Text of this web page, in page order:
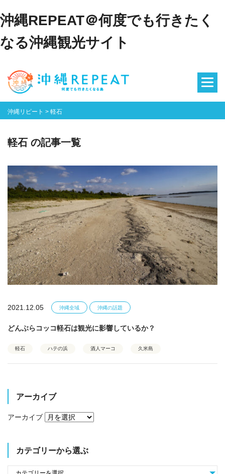
沖縄REPEAT＠何度でも行きたく
なる沖縄観光サイト
沖縄リピート > 軽石
軽石 の記事一覧
2021.12.05 沖縄全域 沖縄の話題
どんぶらコッコ軽石は観光に影響しているか？
軽石 ハテの浜 酒人マーコ 久米島
アーカイブ
アーカイブ
カテゴリーから選ぶ